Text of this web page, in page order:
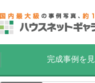
完成事例を